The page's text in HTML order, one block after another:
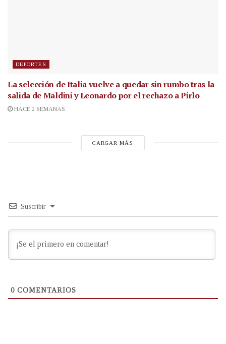
DEPORTES
La selección de Italia vuelve a quedar sin rumbo tras la
salida de Maldini y Leonardo por el rechazo a Pirlo
HACE 2 SEMANAS
CARGAR MÁS
Suscribir
0 COMENTARIOS